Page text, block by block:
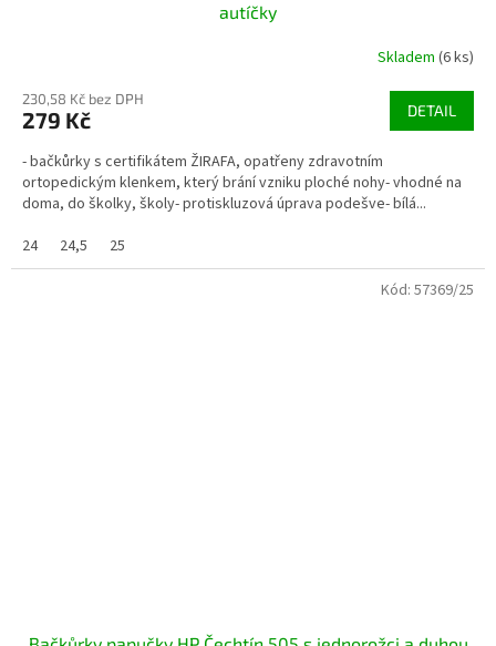
autíčky
Skladem (6 ks)
230,58 Kč bez DPH
279 Kč DETAIL
- bačkůrky s certifikátem ŽIRAFA, opatřeny zdravotním
ortopedickým klenkem, který brání vzniku ploché nohy- vhodné na
doma, do školky, školy- protiskluzová úprava podešve- bílá...
24
24,5 25
Kód: 57369/25